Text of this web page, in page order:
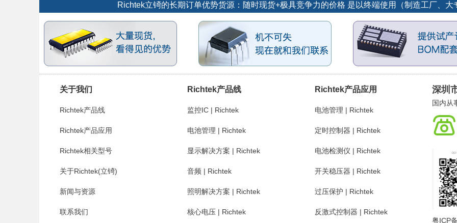
Richtek立锜的长期订单优势货源：随时现货+极具竞争力的价格 是以终端使用（制造工厂、
关于我们
Richtek产品线
Richtek产品应用
Richtek相关型号
关于Richtek(立锜)
新闻与资源
联系我们
Richtek产品线
监控IC | Richtek
电池管理 | Richtek
显示解决方案 | Richtek
音频 | Richtek
照明解决方案 | Richtek
核心电压 | Richtek
Richtek产品应用
电池管理 | Richtek
定时控制器 | Richtek
电池检测仪 | Richtek
开关稳压器 | Richtek
过压保护 | Richtek
反激式控制器 | Richtek
深圳
国内从
粤ICP